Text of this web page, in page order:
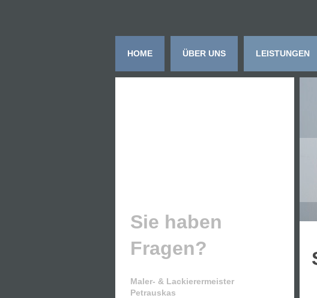
HOME ÜBER UNS LEISTUNGEN
Sie haben
Fragen?
Maler- & Lackierermeister
Petrauskas